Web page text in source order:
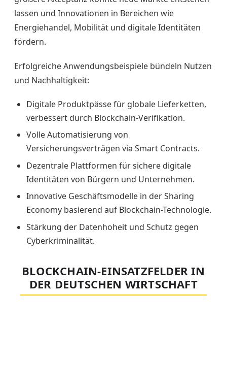
lassen und Innovationen in Bereichen wie
Energiehandel, Mobilität und digitale Identitäten
fördern.
Erfolgreiche Anwendungsbeispiele bündeln Nutzen
und Nachhaltigkeit:
Digitale Produktpässe für globale Lieferketten,
verbessert durch Blockchain-Verifikation.
Volle Automatisierung von
Versicherungsverträgen via Smart Contracts.
Dezentrale Plattformen für sichere digitale
Identitäten von Bürgern und Unternehmen.
Innovative Geschäftsmodelle in der Sharing
Economy basierend auf Blockchain-Technologie.
Stärkung der Datenhoheit und Schutz gegen
Cyberkriminalität.
BLOCKCHAIN-EINSATZFELDER IN
DER DEUTSCHEN WIRTSCHAFT